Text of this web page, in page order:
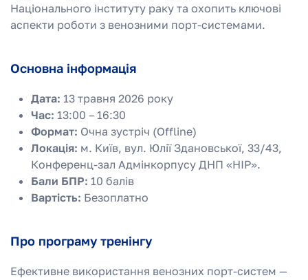
Національного інституту раку та охопить ключові
аспекти роботи з венозними порт-системами.
Основна інформація
Дата: 13 травня 2026 року
Час: 13:00 – 16:30
Формат: Очна зустріч (Offline)
Локація: м. Київ, вул. Юлії Здановської, 33/43,
Конференц-зал Адмінкорпусу ДНП «НІР».
Бали БПР: 10 балів
Вартість: Безоплатно
Про програму тренінгу
Ефективне використання венозних порт-систем —